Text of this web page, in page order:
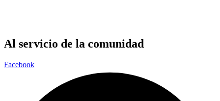
Al servicio de la comunidad
Facebook